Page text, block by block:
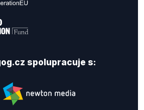
spolupracuje s: